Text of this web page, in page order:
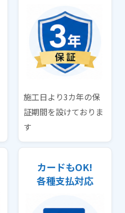
施工日より3カ年の保
証期間を設けておりま
す
カードもOK!
各種支払対応